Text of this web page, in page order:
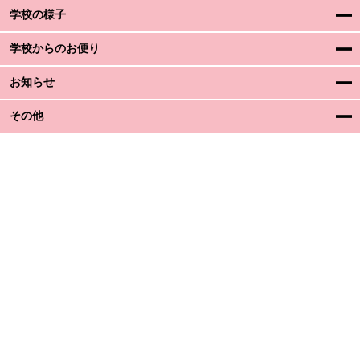
学校の様子
学校からのお便り
お知らせ
その他